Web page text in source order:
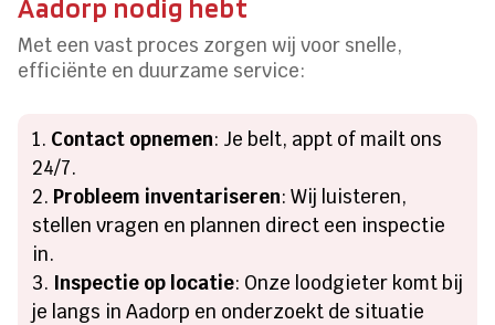
Aadorp nodig hebt
Met een vast proces zorgen wij voor snelle,
efficiënte en duurzame service:
Contact opnemen: Je belt, appt of mailt ons
24/7.
Probleem inventariseren: Wij luisteren,
stellen vragen en plannen direct een inspectie
in.
Inspectie op locatie: Onze loodgieter komt bij
je langs in Aadorp en onderzoekt de situatie